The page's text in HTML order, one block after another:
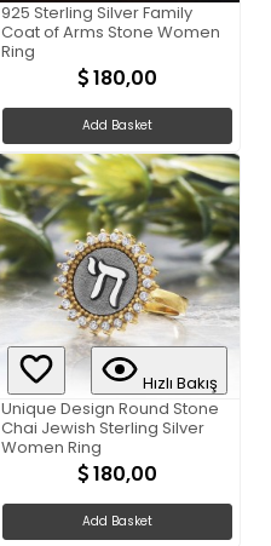
925 Sterling Silver Family
Coat of Arms Stone Women
Ring
180,00
Add Basket
Hızlı Bakış
Unique Design Round Stone
Chai Jewish Sterling Silver
Women Ring
180,00
Add Basket